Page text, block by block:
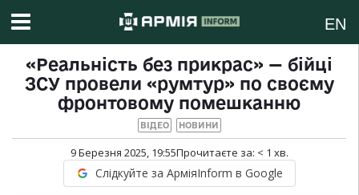
EN
«Реальність без прикрас» — бійці
ЗСУ провели «румтур» по своєму
фронтовому помешканню
ВІДЕО НОВИНИ
9 Березня 2025, 19:55Прочитаєте за: < 1 хв.
Слідкуйте за АрміяInform в Google